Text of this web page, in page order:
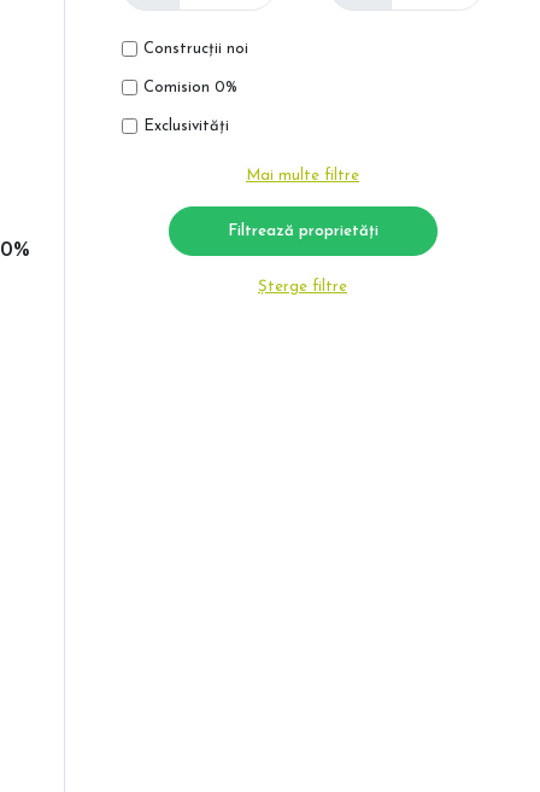
Construcții noi
Comision 0%
Exclusivități
Mai multe filtre
Șterge filtre